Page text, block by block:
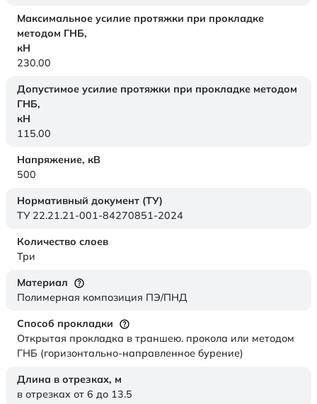
Максимальное усилие протяжки при прокладке
методом ГНБ,
кН
230.00
Допустимое усилие протяжки при прокладке методом
ГНБ,
кН
115.00
Напряжение, кВ
500
Нормативный документ (ТУ)
ТУ 22.21.21-001-84270851-2024
Количество слоев
Три
Материал
Полимерная композиция ПЭ/ПНД
Способ прокладки
Открытая прокладка в траншею. прокола или методом
ГНБ (горизонтально-направленное бурение)
Длина в отрезках, м
в отрезках от 6 до 13.5